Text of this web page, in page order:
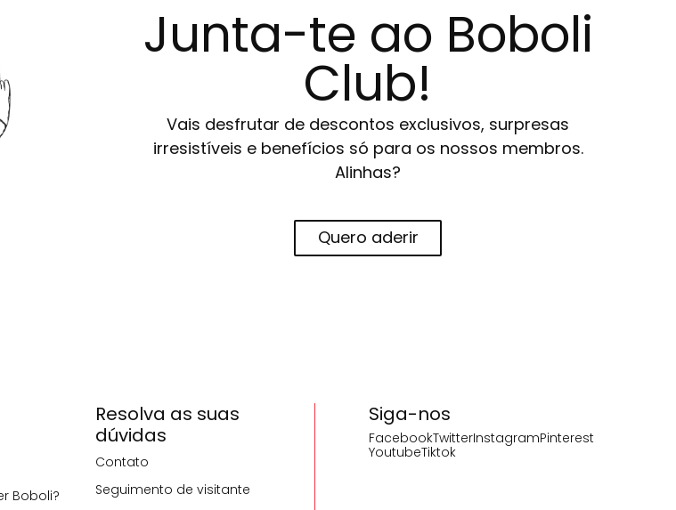
Junta-te ao Boboli
Club!
Vais desfrutar de descontos exclusivos, surpresas
irresistíveis e benefícios só para os nossos membros.
Alinhas?
Quero aderir
Siga-nos
FacebookTwitterInstagramPinterest
YoutubeTiktok
Boboli?
Resolva as suas
dúvidas
Contato
Seguimento de visitante